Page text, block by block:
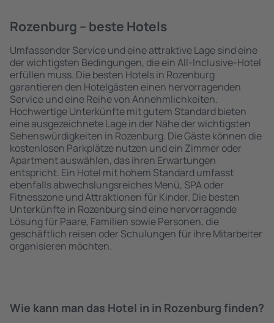
Rozenburg – beste Hotels
Umfassender Service und eine attraktive Lage sind eine
der wichtigsten Bedingungen, die ein All-Inclusive-Hotel
erfüllen muss. Die besten Hotels in Rozenburg
garantieren den Hotelgästen einen hervorragenden
Service und eine Reihe von Annehmlichkeiten.
Hochwertige Unterkünfte mit gutem Standard bieten
eine ausgezeichnete Lage in der Nähe der wichtigsten
Sehenswürdigkeiten in Rozenburg. Die Gäste können die
kostenlosen Parkplätze nutzen und ein Zimmer oder
Apartment auswählen, das ihren Erwartungen
entspricht. Ein Hotel mit hohem Standard umfasst
ebenfalls abwechslungsreiches Menü, SPA oder
Fitnesszone und Attraktionen für Kinder. Die besten
Unterkünfte in Rozenburg sind eine hervorragende
Lösung für Paare, Familien sowie Personen, die
geschäftlich reisen oder Schulungen für ihre Mitarbeiter
organisieren möchten.
Wie kann man das Hotel in in Rozenburg finden?